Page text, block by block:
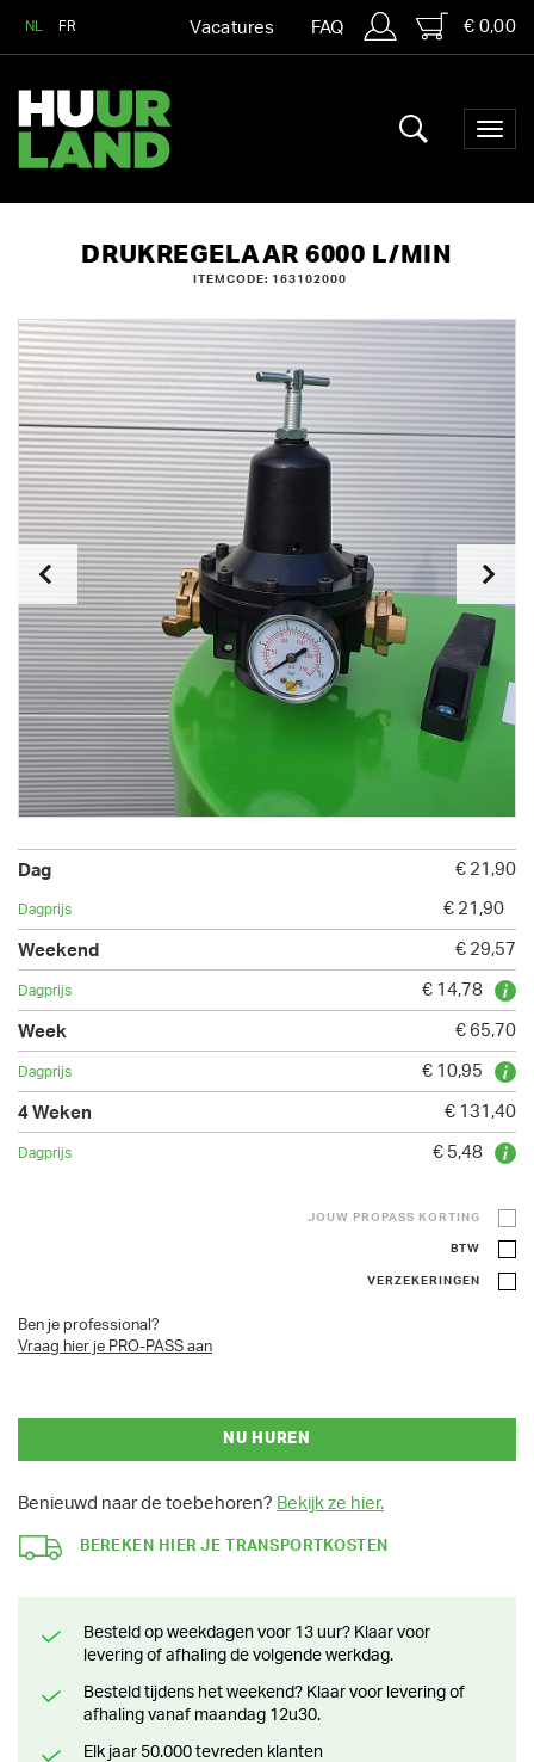
NL FR Vacatures FAQ € 0,00
DRUKREGELAAR 6000 L/MIN
ITEMCODE: 163102000
€ 21,90
€ 21,90
€ 29,57
€ 14,78
€ 65,70
€ 10,95
€ 131,40
€ 5,48
JOUW PROPASS KORTING
BTW
VERZEKERINGEN
Ben je professional?
Vraag hier je PRO-PASS aan
NU HUREN
Benieuwd naar de toebehoren? Bekijk ze hier.
BEREKEN HIER JE TRANSPORTKOSTEN
Besteld op weekdagen voor 13 uur? Klaar voor
levering of afhaling de volgende werkdag.
Besteld tijdens het weekend? Klaar voor levering of
afhaling vanaf maandag 12u30.
Elk jaar 50.000 tevreden klanten